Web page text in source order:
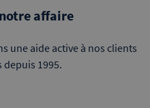
notre affaire
une aide active à nos clients
1995.